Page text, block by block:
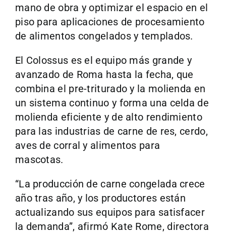
mano de obra y optimizar el espacio en el
piso para aplicaciones de procesamiento
de alimentos congelados y templados.
El Colossus es el equipo más grande y
avanzado de Roma hasta la fecha, que
combina el pre-triturado y la molienda en
un sistema continuo y forma una celda de
molienda eficiente y de alto rendimiento
para las industrias de carne de res, cerdo,
aves de corral y alimentos para
mascotas.
“La producción de carne congelada crece
año tras año, y los productores están
actualizando sus equipos para satisfacer
la demanda”, afirmó Kate Rome, directora